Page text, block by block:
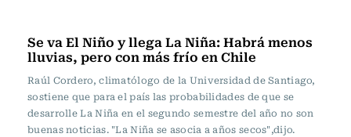
Se va El Niño y llega La Niña: Habrá menos
lluvias, pero con más frío en Chile
Raúl Cordero, climatólogo de la Universidad de Santiago,
sostiene que para el país las probabilidades de que se
desarrolle La Niña en el segundo semestre del año no son
buenas noticias. "La Niña se asocia a años secos",dijo.